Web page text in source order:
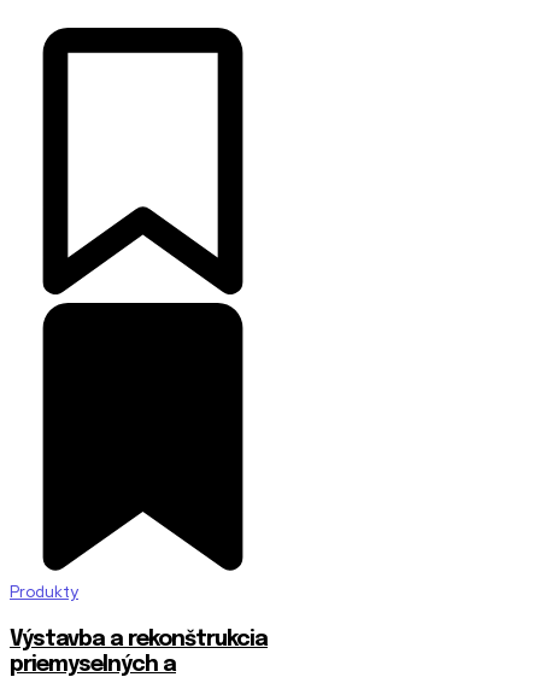
Produkty
Výstavba a rekonštrukcia
priemyselných a